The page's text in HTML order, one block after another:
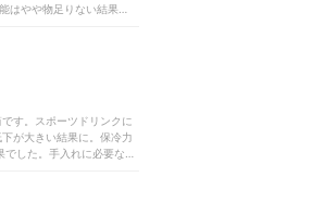
やや物足りない結果で
た、幅広いシーンで活躍
す。スポーツドリンクに
が大きい結果に。保冷力
した。手入れに必要なパ